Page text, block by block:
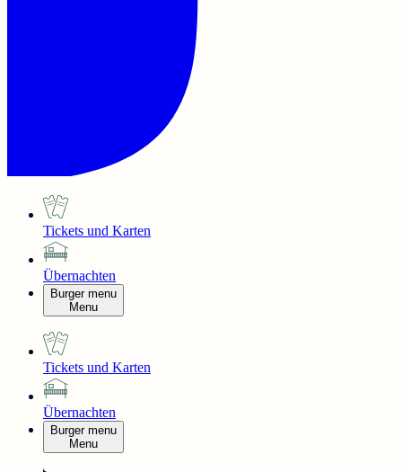
Tickets und Karten
Übernachten
Burger menu
Menu
Tickets und Karten
Übernachten
Burger menu
Menu